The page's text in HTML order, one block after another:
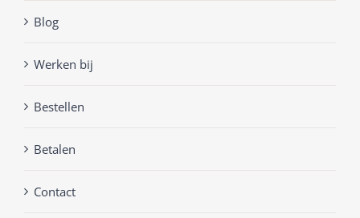
Blog
Werken bij
Bestellen
Betalen
Contact